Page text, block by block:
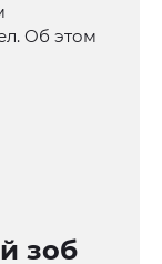
Об этом
зоб